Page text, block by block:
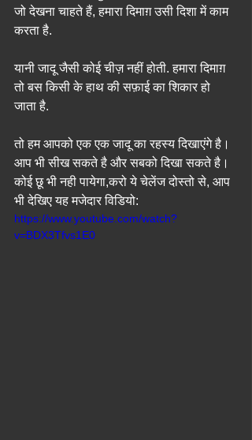
जो देखना चाहते हैं, हमारा दिमाग़ उसी दिशा में काम
करता है.
यानी जादू जैसी कोई चीज़ नहीं होती. हमारा दिमाग़
तो बस किसी के हाथ की सफ़ाई का शिकार हो
जाता है.
तो हम आपको एक एक जादू का रहस्य दिखाएंगे है।
आप भी सीख सकते है और सबको दिखा सकते है।
कोई छू भी नही पायेगा,करो ये चेलेंज दोस्तो से, आप
भी देखिए यह मजेदार विडियो:
https://www.youtube.com/watch?
v=BDX3Tfvs1E0